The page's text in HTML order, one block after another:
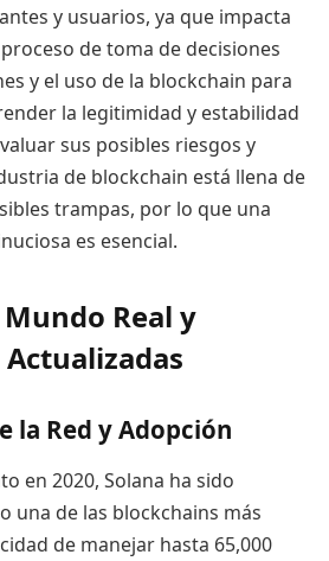
y usuarios, ya que impacta
de toma de decisiones
y el uso de la blockchain para
la legitimidad y estabilidad
sus posibles riesgos y
de blockchain está llena de
trampas, por lo que una
es esencial.
Real y
la Red y Adopción
en 2020, Solana ha sido
una de las blockchains más
de manejar hasta 65,000